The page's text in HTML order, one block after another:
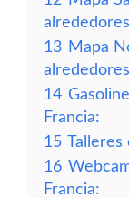
alrededores
13 Mapa
alrededores
14
Francia:
15 Talleres
16
Francia: